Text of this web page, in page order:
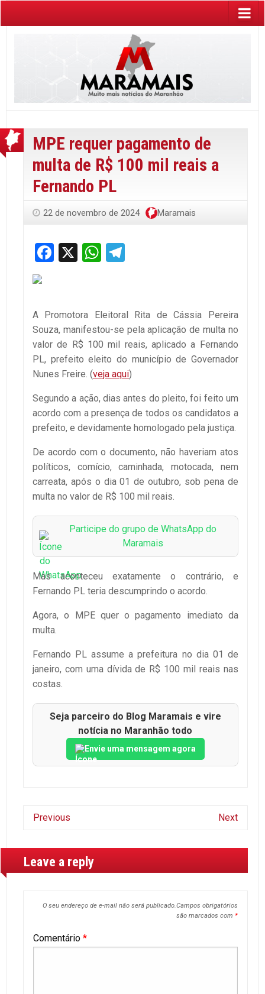
MPE requer pagamento de
multa de R$ 100 mil reais a
Fernando PL
22 de novembro de 2024 Maramais
Facebook
X WhatsApp
A Promotora Eleitoral Rita de Cássia Pereira
Souza, manifestou-se pela aplicação de multa no
valor de R$ 100 mil reais, aplicado a Fernando
PL, prefeito eleito do município de Governador
Nunes Freire. (veja aqui)
Segundo a ação, dias antes do pleito, foi feito um
acordo com a presença de todos os candidatos a
prefeito, e devidamente homologado pela justiça.
De acordo com o documento, não haveriam atos
políticos, comício, caminhada, motocada, nem
carreata, após o dia 01 de outubro, sob pena de
multa no valor de R$ 100 mil reais.
Participe do grupo de WhatsApp do
Maramais
Mas aconteceu exatamente o contrário, e
Fernando PL teria descumprindo o acordo.
Agora, o MPE quer o pagamento imediato da
multa.
Fernando PL assume a prefeitura no dia 01 de
janeiro, com uma dívida de R$ 100 mil reais nas
costas.
Seja parceiro do Blog Maramais e vire
notícia no Maranhão todo
Envie uma mensagem agora
Previous Next
Leave a reply
O seu endereço de e-mail não será publicado.Campos obrigatórios
são marcados com *
Comentário *